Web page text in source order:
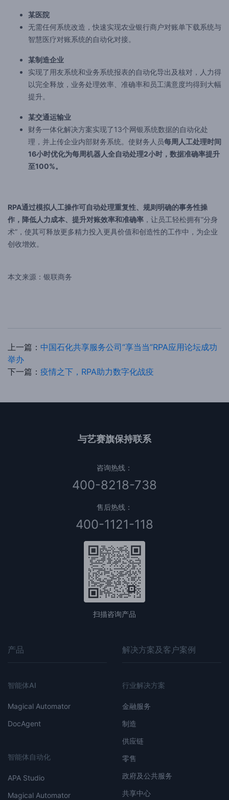
某医院
无需任何系统改造，快速实现农业银行商户对账单下载系统与
智慧医疗对账系统的自动化对接。
某制造企业
实现了用友系统和业务系统报表的自动化导出及核对，人力得
以完全释放，业务处理效率、准确率和员工满意度均得到大幅
提升。
某交通运输业
财务一体化解决方案实现了13个网银系统数据的自动化处
理，并上传企业内部财务系统。使财务人员每周人工处理时间
16小时优化为每周机器人全自动处理2小时，数据准确率提升
至100%。
RPA通过模拟人工操作可自动处理重复性、规则明确的事务性操
作，降低人力成本、提升对账效率和准确率 ，让员工轻松拥有“分身
术”，使其可释放更多精力投入更具价值和创造性的工作中，为企业
创收增效。
本文来源：银联商务
上一篇： 中国石化共享服务公司“享当当”RPA应用论坛成功
举办
下一篇： 疫情之下，RPA助力数字化战疫
与艺赛旗保持联系
咨询热线：
400-8218-738
售后热线：
400-1121-118
扫描咨询产品
产品
智能体AI
Magical Automator
DocAgent
智能体自动化
APA Studio
Magical Automator
解决方案及客户案例
行业解决方案
金融服务
制造
供应链
零售
政府及公共服务
共享中心